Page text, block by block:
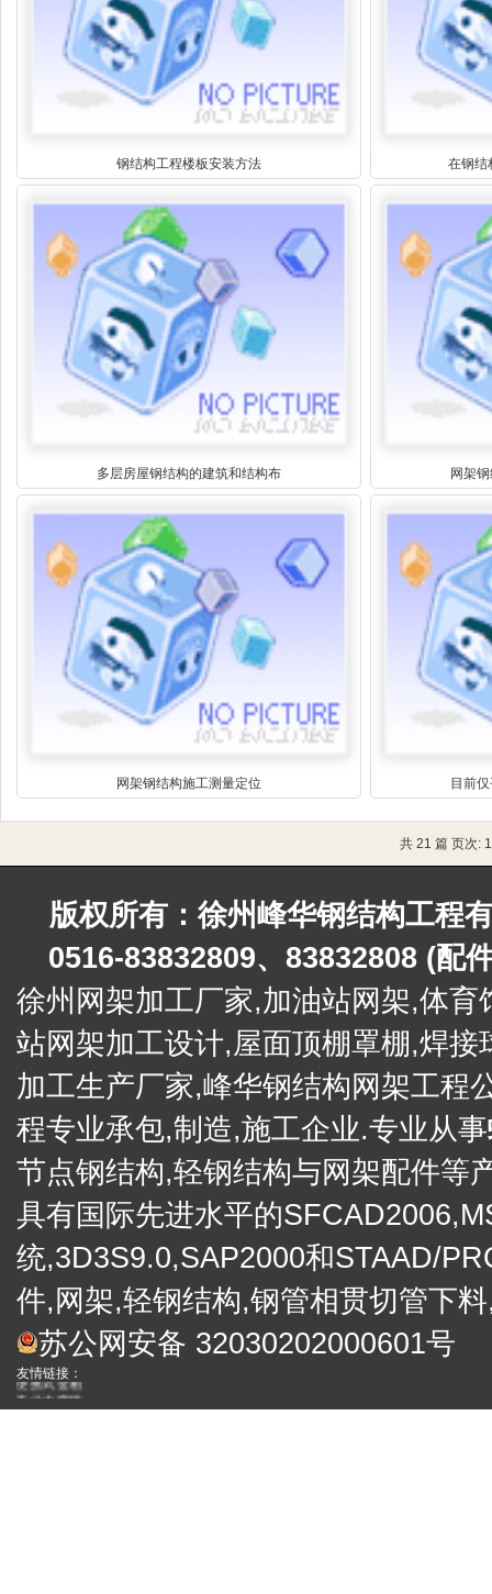
钢结构工程楼板安装方法 在钢结
多层房屋钢结构的建筑和结构布 网架
网架钢结构施工测量定位 目前
共 21 篇 页次:
版权所有：徐州峰华钢结构工程
0516-83832809、83832808 (配
徐州网架加工厂家,加油站网架,体育
站网架加工设计,屋面顶棚罩棚,焊接
加工生产厂家,峰华钢结构网架工程
程专业承包,制造,施工企业.专业从事
节点钢结构,轻钢结构与网架配件等
具有国际先进水平的
统,3D3S9.0,SAP2000和STAAD/
件,网架,轻钢结构,钢管相贯切管下
苏公网安备 32030202000601号
友情链接：
电子礼炮
礼炮
徐州网架厂
网架
网架加工厂
便携式金相
工业内窥镜
网架